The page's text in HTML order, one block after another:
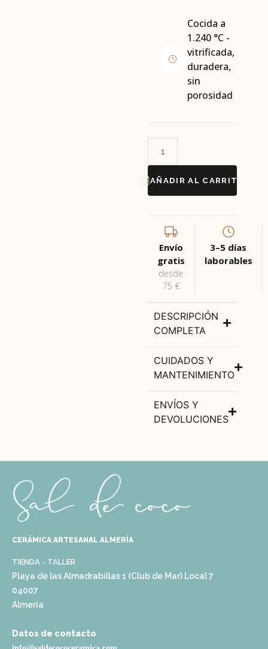
Cocida a
1.240 °C -
vitrificada,
duradera,
sin
porosidad
AÑADIR AL CARRITO
Envío
gratis
desde
75 €
3–5 días
laborables
DESCRIPCIÓN
COMPLETA
CUIDADOS Y
MANTENIMIENTO
ENVÍOS Y
DEVOLUCIONES
CERÁMICA ARTESANAL ALMERÍA
TIENDA - TALLER
Playa de las Almadrabillas 1 (Club de Mar) Local 7
04007
Almería
Datos de contacto